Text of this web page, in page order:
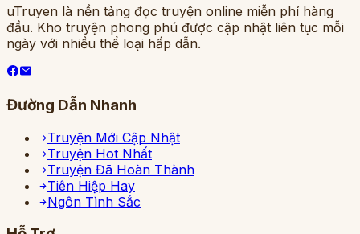
uTruyen là nền tảng đọc truyện online miễn phí hàng
đầu. Kho truyện phong phú được cập nhật liên tục mỗi
ngày với nhiều thể loại hấp dẫn.
Đường Dẫn Nhanh
Truyện Mới Cập Nhật
Truyện Hot Nhất
Truyện Đã Hoàn Thành
Tiên Hiệp Hay
Ngôn Tình Sắc